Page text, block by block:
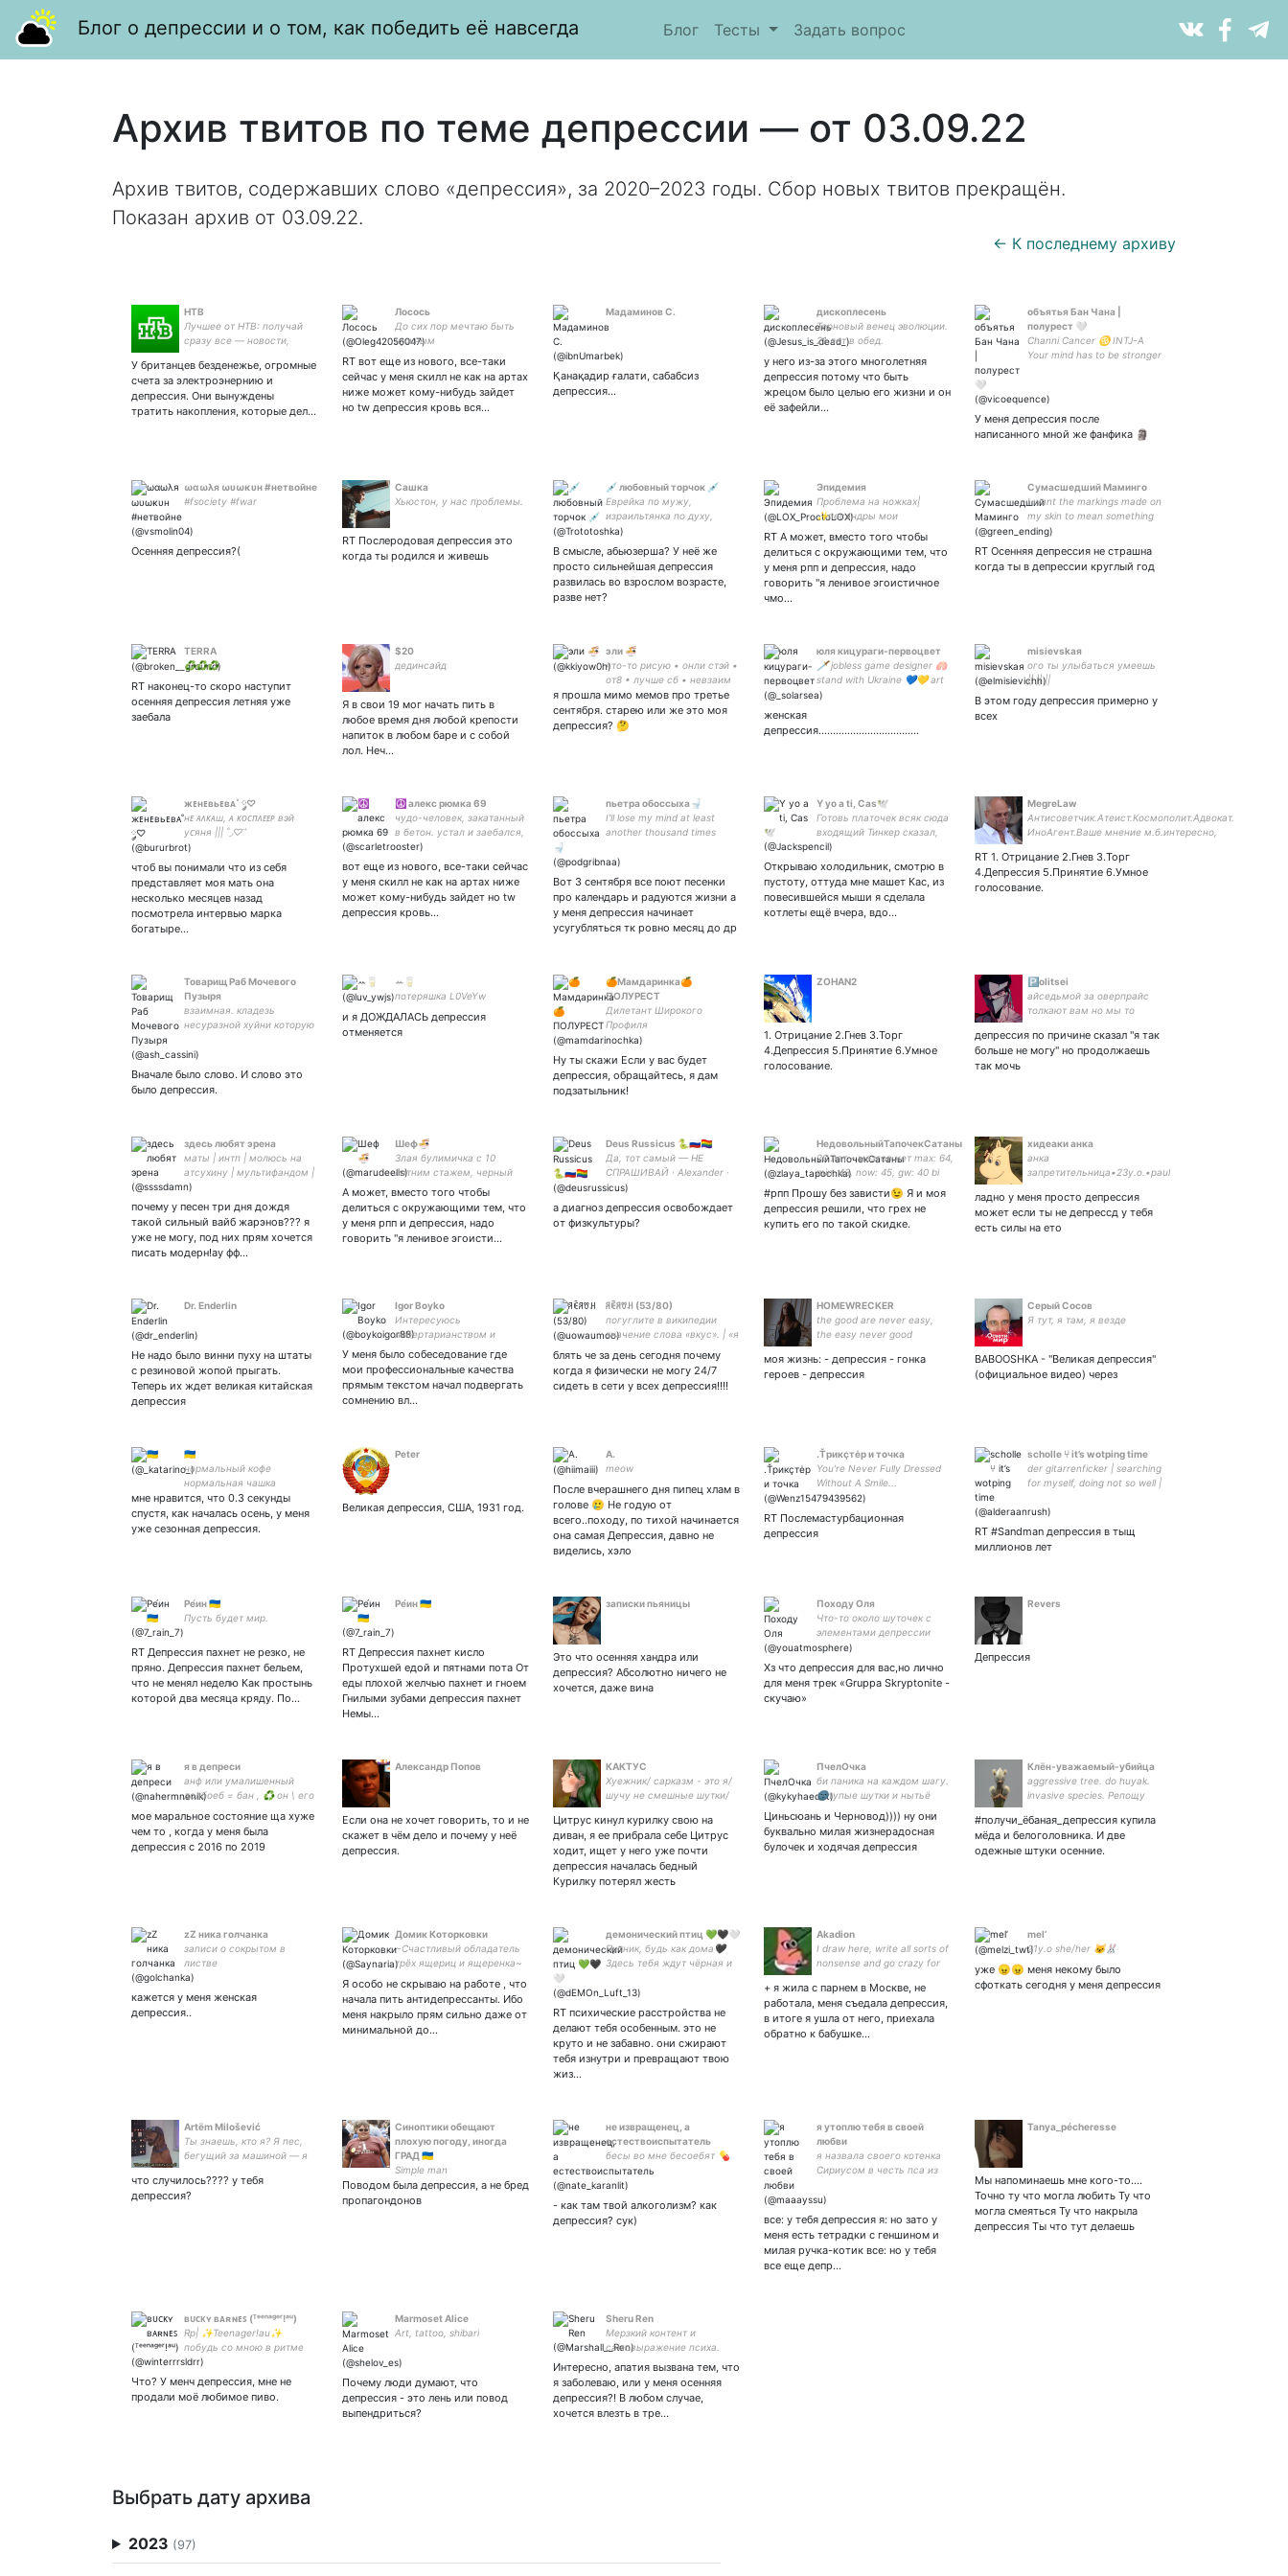
Блог о депрессии и о том, как победить её навсегда Блог Тесты Задать вопрос
Архив твитов по теме депрессии — от 03.09.22
Архив твитов, содержавших слово «депрессия», за 2020–2023 годы. Сбор новых твитов прекращён.
Показан архив от 03.09.22.
← К последнему архиву
НТВ
Лучшее от НТВ: получай
сразу все — новости,
У британцев безденежье, огромные
счета за электроэнернию и
депрессия. Они вынуждены
тратить накопления, которые дел…
Лосось
До сих пор мечтаю быть
нужным
RT вот еще из нового, все-таки
сейчас у меня скилл не как на артах
ниже может кому-нибудь зайдет
но tw депрессия кровь вся…
Мадаминов С.
Қанақадир ғалати, сабабсиз
депрессия...
дископлесень
Терновый венец эволюции.
21 лет в обед.
рисую в основном
щитпостчу. Хорни-людям
привет остальным
соболезную.
у него из-за этого многолетняя
депрессия потому что быть
жрецом было целью его жизни и он
её зафейли…
объятья Бан Чана |
полурест 🤍
Channi Cancer ♋ INTJ-A
Your mind has to be stronger
У меня депрессия после
написанного мной же фанфика 🗿
ωαωλя ωυωκυн #нетвойне
#fsociety #fwar
Осенняя депрессия?(
Сашка
Хьюстон, у нас проблемы.
RT Послеродовая депрессия это
когда ты родился и живешь
💉 любовный торчок 💉
Еврейка по мужу,
израильтянка по духу,
рыжая по любви 🧡
В смысле, абьюзерша? У неё же
просто сильнейшая депрессия
развилась во взрослом возрасте,
разве нет?
Эпидемия
Проблема на ножках|
✨песандры мои
некроалександрофил|
солнышко❤️|парная с
RT А может, вместо того чтобы
делиться с окружающими тем, что
у меня рпп и депрессия, надо
говорить "я ленивое эгоистичное
чмо…
Сумасшедший Маминго
I want the markings made on
my skin to mean something
to me again. Суицид на
RT Осенняя депрессия не страшна
когда ты в депрессии круглый год
TERRA
♻️♻️♻️
RT наконец-то скоро наступит
осенняя депрессия летняя уже
заебала
$20
дединсайд
Я в свои 19 мог начать пить в
любое время дня любой крепости
напиток в любом баре и с собой
лол. Неч…
эли 🍜
что-то рисую • онли стэй •
от8 • лучше сб • невзаим
я прошла мимо мемов про третье
сентября. старею или же это моя
депрессия? 🤔
юля кицураги-первоцвет
🗡 jobless game designer 🫁
stand with Ukraine 💙💛 art
acc
женская
депрессия...................................
misievskaя
ого ты улыбаться умеешь
|| || ||
В этом году депрессия примерно у
всех
‎жᴇнᴇʙьᴇʙᴀ˚ ༘♡
нᴇ ᴀᴧᴋᴀш, ᴀ ᴋᴏᴄᴨᴧᴇᴇᴩ вэй
уᴄяня ||| ˚◞♡ ⃗
чтоб вы понимали что из себя
представляет моя мать она
несколько месяцев назад
посмотрела интервью марка
богатыре…
☮ алекс рюмка 69
чудо-человек, закатанный
в бетон. устал и заебался,
ссу на балкон.
вот еще из нового, все-таки сейчас
у меня скилл не как на артах ниже
может кому-нибудь зайдет но tw
депрессия кровь…
пьетра обоссыха🚽
I'll lose my mind at least
another thousand times
Вот 3 сентября все поют песенки
про календарь и радуются жизни а
у меня депрессия начинает
усугубляться тк ровно месяц до др
Y yo а ti, Cas🕊
Готовь платочек всяк сюда
входящий Тинкер сказал,
что мои ебанутые шутки
здесь✌🕊 Бать superb
husband~
Открываю холодильник, смотрю в
пустоту, оттуда мне машет Кас, из
повесившейся мыши я сделала
котлеты ещё вчера, вдо…
MegreLaw
Антисоветчик.Атеист.Космополит.Адвокат.
ИноАгент.Ваше мнение м.б.интересно,
особенно мат.Убегайте сразу! Ретвит
не=одобрямс
RT 1. Отрицание 2.Гнев 3.Торг
4.Депрессия 5.Принятие 6.Умное
голосование.
Товарищ Раб Мочевого
Пузыря
взаимная. кладезь
несуразной хуйни которую
дединсайд TW: кринж рпп
психолога:
2202200717050577
Вначале было слово. И слово это
было депрессия.
ꕀ🥛
потеряшка L0VeYw
и я ДОЖДАЛАСЬ депрессия
отменяется
🍊Мамдаринка🍊
ПОЛУРЕСТ
Дилетант Широкого
Профиля
Ну ты скажи Если у вас будет
депрессия, обращайтесь, я дам
подзатыльник!
ZOHAN2
1. Отрицание 2.Гнев 3.Торг
4.Депрессия 5.Принятие 6.Умное
голосование.
🅿️olitsei
айседьмой за оверпрайс
толкают вам но мы то
депрессия по причине сказал "я так
больше не могу" но продолжаешь
так мочь
здесь любят эрена
маты | интп | молюсь на
атсухину | мультифандом |
#bsd #aot #hq #jjk #bluelock
#shuuneki #erejean #fushiita
| пирокинезис – мое все
почему у песен три дня дождя
такой сильный вайб жарэнов??? я
уже не могу, под них прям хочется
писать модерн!ау фф…
Шеф🍜
Злая булимичка с 10
летним стажем, черный
пояс по блеву булками
goal ✞),взаим с
интересными
5469130011288584 на
А может, вместо того чтобы
делиться с окружающими тем, что
у меня рпп и депрессия, надо
говорить "я ленивое эгоисти…
Deus Russicus 🐍🇷🇺🏳️‍🌈
Да, тот самый — НЕ
СПРАШИВАЙ · Alexander ·
17 annōs natus est ·
Pecūniam tenēre vult ·
Puerōs et virōs amat · 18+ ·
а диагноз депрессия освобождает
от физкультуры?
НедовольныйТапочекСатаны
20 лет – мозгов нет max: 64,
min: 43, now: 45, gw: 40 bi
#рпп Прошу без зависти😉 Я и моя
депрессия решили, что грех не
купить его по такой скидке.
хидеаки анка
анка
запретительница•23y.o.•paul
religion•star trek•the
beatles•naruto•pacific rim•Я
ЗЛАЯ•SAM ROCKWELL'S STAN
ладно у меня просто депрессия
может если ты не депрессд у тебя
есть силы на ето
Dr. Enderlin
Не надо было винни пуху на штаты
с резиновой жопой прыгать.
Теперь их ждет великая китайская
депрессия
Igor Boyko
Интересуюсь
либертарианством и
австрийской
экономической школой.
Иногда (в планах) пишу о
протанопии. - Миру мир.
Хуй войне.
У меня было собеседование где
мои профессиональные качества
прямым текстом начал подвергать
сомнению вл…
ꋪꍟꋪꀎꃅ (53/80)
погуглите в википедии
значение слова «вкус». | «я
зацени мой спелый зад» ©
| сексуально посылаю
нахуй и не извиняюсь.
блять че за день сегодня почему
когда я физически не могу 24/7
сидеть в сети у всех депрессия!!!!
HOMEWRECKER
the good are never easy,
the easy never good
моя жизнь: - депрессия - гонка
героев - депрессия
Серый Сосов
Я тут, я там, я везде
BABOOSHKA - "Великая депрессия"
(официальное видео) через
🇺🇦
нормальный кофе
нормальная чашка
мне нравится, что 0.3 секунды
спустя, как началась осень, у меня
уже сезонная депрессия.
Peter
Великая депрессия, США, 1931 год.
A.
meow
После вчерашнего дня пипец хлам в
голове 🥲 Не годую от
всего..походу, по тихой начинается
она самая Депрессия, давно не
виделись, хэло
.Ťрикçтėр и точка
You're Never Fully Dressed
Without A Smile...
RT Послемастурбационная
депрессия
scholle ⑂ it’s wotping time
der gitarrenficker | searching
for myself, doing not so well |
RT #Sandman депрессия в тыщ
миллионов лет
Ре́ин 🇺🇦
Пусть будет мир.
RT Депрессия пахнет не резко, не
пряно. Депрессия пахнет бельем,
что не менял неделю Как простынь
которой два месяца кряду. По…
Ре́ин 🇺🇦
RT Депрессия пахнет кисло
Протухшей едой и пятнами пота От
еды плохой желчью пахнет и гноем
Гнилыми зубами депрессия пахнет
Немы…
записки пьяницы
Это что осенняя хандра или
депрессия? Абсолютно ничего не
хочется, даже вина
Походу Оля
Что-то около шуточек с
элементами депрессии
Хз что депрессия для вас,но лично
для меня трек «Gruppa Skryptonite -
скучаю»
Revers
Депрессия
я в депреси
анф или умалишенный
долбоеб = бан , ♻️ он \ его
🇺🇦🤍
мое маральное состояние ща хуже
чем то , когда у меня была
депрессия с 2016 по 2019
Александр Попов
Если она не хочет говорить, то и не
скажет в чём дело и почему у неё
депрессия.
КАКТУС
Хуежник/ сарказм - это я/
шучу не смешные шутки/
любимые девочки/ Мама
Нико/Апельсон мой муж♥/
акк с рисунками - 🌿
Цитрус кинул курилку свою на
диван, я ее прибрала себе Цитрус
ходит, ищет у него уже почти
депрессия началась бедный
Курилку потерял жесть
ПчелОчка
би паника на каждом шагу.
🌚тупые шутки и нытьё
эври дей😙✌️ 🤡
2202200540904735 на
жизнь
Циньсюань и Черновод)))) ну они
буквально милая жизнерадосная
булочек и ходячая депрессия
Клён-уважаемый-убийца
aggressive tree. do huyak.
invasive species. Репощу
#получи_ёбаная_депрессия купила
мёда и белоголовника. И две
одежные штуки осенние.
zZ ника голчанка
записи о сокрытом в
листве
кажется у меня женская
депрессия..
Домик Которковки
~Счастливый обладатель
трёх ящериц и ящеренка~
творческого и красивого~
Я особо не скрываю на работе , что
начала пить антидепрессанты. Ибо
меня накрыло прям сильно даже от
минимальной до…
демонический птиц 💚🖤🤍
Путник, будь как дома🖤
Здесь тебя ждут чёрная и
мореплавание, пышные
а также всё чудесатое и
странноватое😈
RT психические расстройства не
делают тебя особенным. это не
круто и не забавно. они сжирают
тебя изнутри и превращают твою
жиз…
Akadion
I draw here, write all sorts of
nonsense and go crazy for
+ я жила с парнем в Москве, не
работала, меня съедала депрессия,
в итоге я ушла от него, приехала
обратно к бабушке…
mel’
21y.o she/her 🐱🐰
уже 😠😠 меня некому было
сфоткать сегодня у меня депрессия
Artёm Milošević
Ты знаешь, кто я? Я пес,
бегущий за машиной — я
если бы догнал, так что я
просто делаю и все.
что случилось???? у тебя
депрессия?
Синоптики обещают
плохую погоду, иногда
ГРАД 🇺🇦
Simple man
Поводом была депрессия, а не бред
пропагондонов
не извращенец, а
естествоиспытатель
бесы во мне бесоебят 💊
- как там твой алкоголизм? как
депрессия? сук)
я утоплю тебя в своей
любви
я назвала своего котенка
Сириусом в честь пса из
это все что нужно обо мне
все: у тебя депрессия я: но зато у
меня есть тетрадки с геншином и
милая ручка-котик все: но у тебя
все еще депр…
Tanya_pécheresse
Мы напоминаешь мне кого-то....
Точно ту что могла любить Ту что
могла смеяться Ту что накрыла
депрессия Ты что тут делаешь
ʙᴜᴄᴋʏ ʙᴀʀɴᴇꜱ (ᵀᵉᵉⁿᵃᵍᵉʳ!ᵃᵘ)
Rp| ✨Teenager!au✨
побудь со мною в ритме
страсти. 𝐌𝐲 𝐛𝐨𝐲: ❤️🍷 Наша
#buckybarnes
Что? У менч депрессия, мне не
продали моё любимое пиво.
Marmoset Alice
Art, tattoo, shibari
Почему люди думают, что
депрессия - это лень или повод
выпендриться?
Sheru Ren
Мерзкий контент и
самовыражение психа.
двоих котиков, не
считаюсь с чужим
мнением, время от
времени читаю книжки,
Интересно, апатия вызвана тем, что
я заболеваю, или у меня осенняя
депрессия?! В любом случае,
хочется влезть в тре…
Выбрать дату архива
2023 (97)